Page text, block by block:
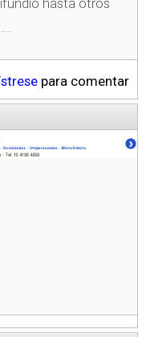
hasta otros
para comentar